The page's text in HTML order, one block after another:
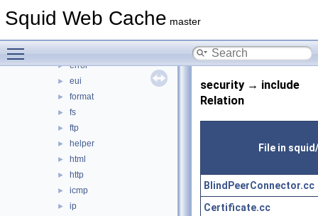
Squid Web Cache master
► debug
► error
► eui
► format
► fs
► ftp
► helper
► html
► http
► icmp
► ip
security → include
Relation
File in
BlindPeerConnector.cc
Certificate.cc